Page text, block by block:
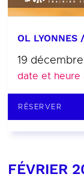
OL LYONNES
19
date et heure
RÉSERVER
FÉVRIER